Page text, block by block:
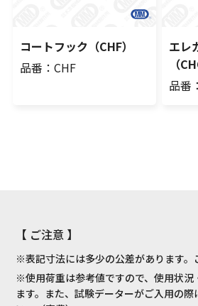
コートフック（CHF）
品番：CHF
エレ
（
品番
【 ご注意 】
※表記寸法には多少の公差があります。
※使用荷重は参考値ですので、使用状況
ます。また、試験データーがご入用の